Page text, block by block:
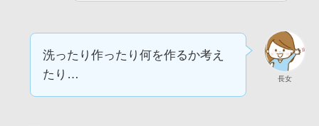
長女
洗ったり作ったり何を作るか考え
たり…